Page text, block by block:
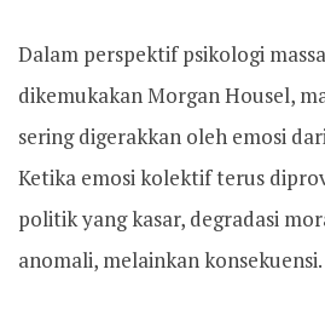
Dalam perspektif psikologi
dikemukakan Morgan Housel,
sering digerakkan oleh emosi
Ketika emosi kolektif terus
politik yang kasar, degradasi
anomali, melainkan konsekuensi.